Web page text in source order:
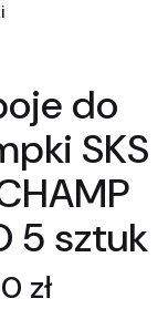
do
SKS
5 sztuk
zł